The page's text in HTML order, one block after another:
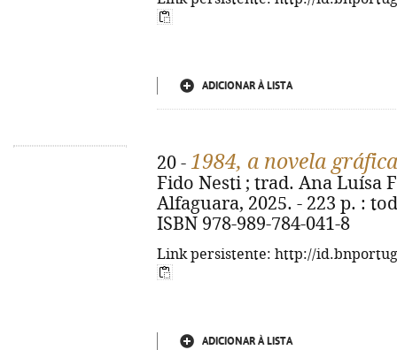
ADICIONAR À LISTA
20 - 1984, a novela gráfica
Fido Nesti ; trad. Ana Luísa
Alfaguara, 2025. - 223 p. :
ISBN 978-989-784-041-8
Link persistente: http://
ADICIONAR À LISTA